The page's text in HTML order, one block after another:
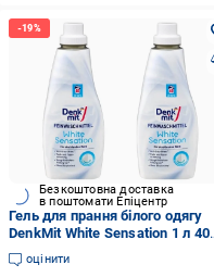
Безкоштовна доставка
в поштомати Епіцентр
Гель для прання білого одягу
DenkMit White Sensation 1 л 40
прань 2 шт. (EPI-15102025-738)
оцінити